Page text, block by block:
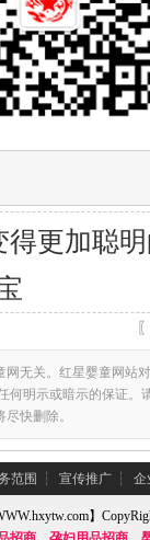
得更加聪
无关。红星婴童网站
何明示或暗示的保证。
快删除。
范围 ┆ 宣传推广 ┆ 企
】